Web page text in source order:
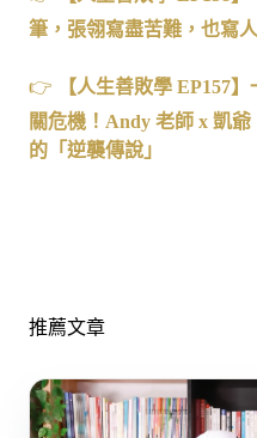
筆，張翎寫盡苦難，也寫
👉
【人生善敗學 EP157
關危機！Andy 老師 x 凱
的「逆襲傳說」
推薦文章